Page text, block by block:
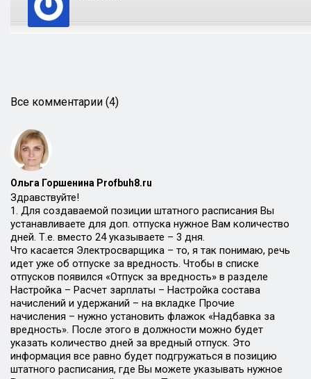
Все комментарии (4)
Ольга Горшенина Profbuh8.ru
Здравствуйте!
1. Для создаваемой позиции штатного расписания Вы
устанавливаете для доп. отпуска нужное Вам количество
дней. Т.е. вместо 24 указываете – 3 дня.
Что касается Электросварщика – то, я так понимаю, речь
идет уже об отпуске за вредность. Чтобы в списке
отпусков появился «Отпуск за вредность» в разделе
Настройка – Расчет зарплаты – Настройка состава
начислений и удержаний – на вкладке Прочие
начисления – нужно установить флажок «Надбавка за
вредность». После этого в должности можно будет
указать количество дней за вредный отпуск. Это
информация все равно будет подгружаться в позицию
штатного расписания, где Вы можете указывать нужное